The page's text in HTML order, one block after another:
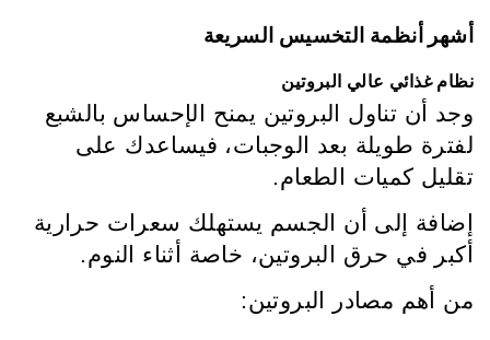
أشهر أنظمة التخسيس السريعة
نظام غذائي عالي البروتين
وجد أن تناول البروتين يمنح الإحساس بالشبع
لفترة طويلة بعد الوجبات، فيساعدك على
تقليل كميات الطعام.
إضافة إلى أن الجسم يستهلك سعرات حرارية
أكبر في حرق البروتين، خاصة أثناء النوم.
من أهم مصادر البروتين: